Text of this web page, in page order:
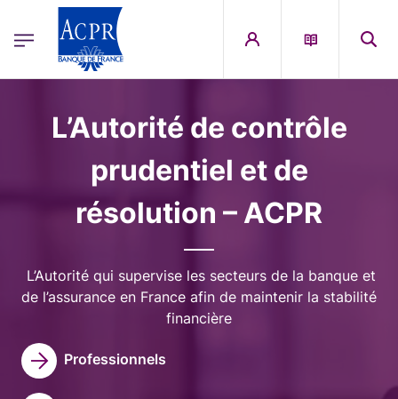
ACPR Menu Principal (French)
Image
L’Autorité de contrôle
prudentiel et de
résolution – ACPR
L’Autorité qui supervise les secteurs de la banque et
de l’assurance en France afin de maintenir la stabilité
financière
Professionnels